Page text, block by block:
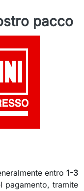
pacco
entro 1-3
pagamento, tramite